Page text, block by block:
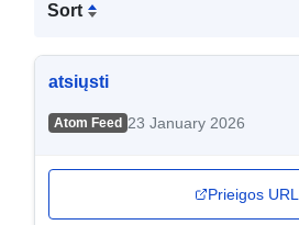
Sort
atsiųsti
Atom Feed 23 January 2026
Prieigos URL